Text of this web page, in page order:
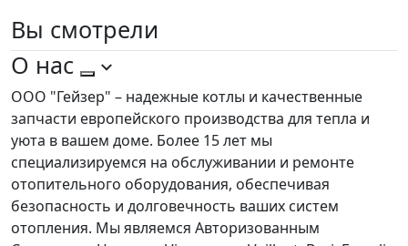
Вы смотрели
О нас
ООО "Гейзер" – надежные котлы и качественные
запчасти европейского производства для тепла и
уюта в вашем доме. Более 15 лет мы
специализируемся на обслуживании и ремонте
отопительного оборудования, обеспечивая
безопасность и долговечность ваших систем
отопления. Мы являемся Авторизованным